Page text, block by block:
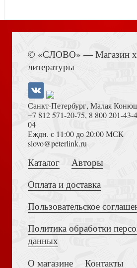
Духовный путь семьи
Шарль де Фуко. По стопам
Толкование на Апокалипсис
Достоевский Ф.М. Сила и
© «СЛОВО» — Магазин
литературы
Санкт-Петербург, Малая
+7 812 571-20-75, 8 800 201-43-
04
Еждн. с 11:00 до 20:00 МСК
slovo@peterlink.ru
Каталог
Авторы
Оплата и доставка
Пользовательское
Политика обработки
данных
О магазине
Контакты